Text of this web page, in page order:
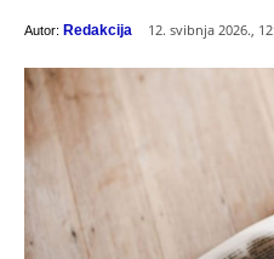
Autor: Redakcija 12. svibnja 2026.,